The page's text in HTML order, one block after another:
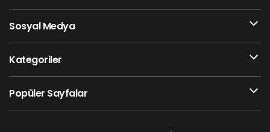
Sosyal Medya
Kategoriler
Popüler Sayfalar